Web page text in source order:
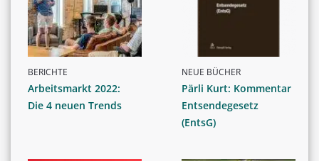
BERICHTE
Arbeitsmarkt 2022:
Die 4 neuen Trends
NEUE BÜCHER
Pärli Kurt: Kommentar
Entsendegesetz
(EntsG)